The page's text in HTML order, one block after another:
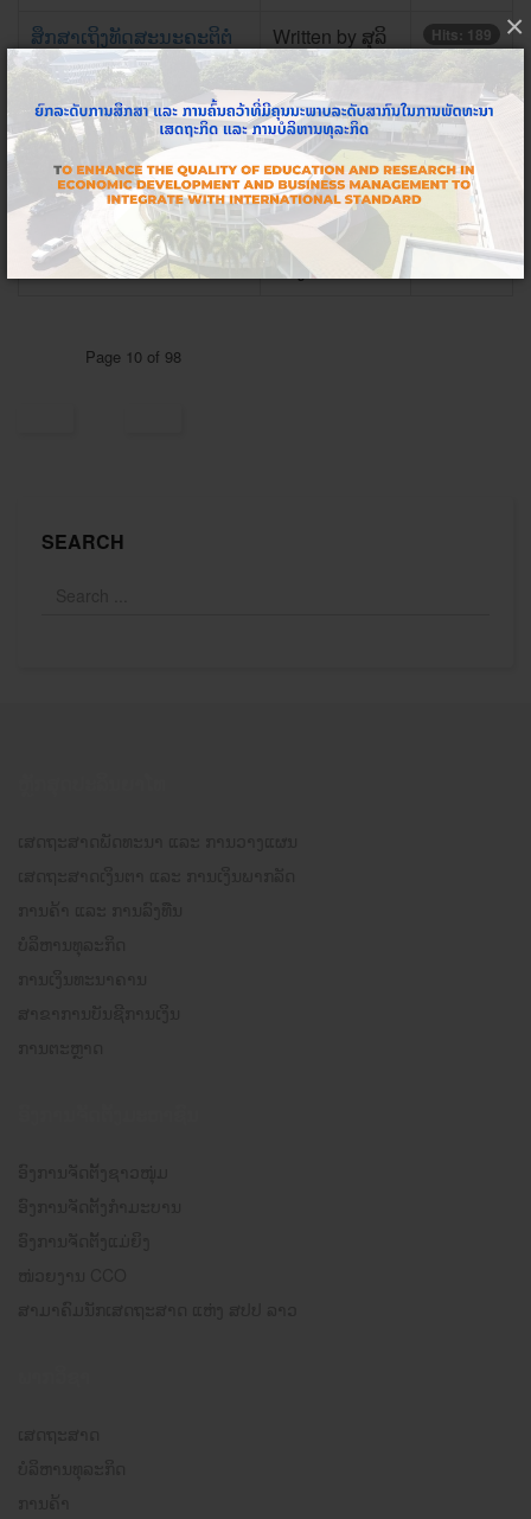
×
ສຶກສາເຖິງທັດສະນະຄະຕິຕໍ່
ການໃຊ້ບໍລິການໂຮງຫມໍຂອງ
ບຸກຄົນ
Written by ສຸລິ
ສອນ ຂັນຕິສຸກ ,
ວິພາລັດ ບຸນສຸລິ
ວັນ , ຕຸລາວັນ ພູ
ວັນພົມ
Hits: 189
ສຶກສາປັດໄຈທີ່ສົ່ງຜົນກະທົບ
ຕໍ່ກັບການອອກໂຮງຮຽນຂອງ
ນັກຮຽນຊັ້ນມັດທະຍົມ
Written by ສະ
ປັກ ສຸລິຍະແສງ ,
ຄອນສະຫວັນ
ທອງສະຫວັດ
Hits: 177
Page 10 of 98
SEARCH